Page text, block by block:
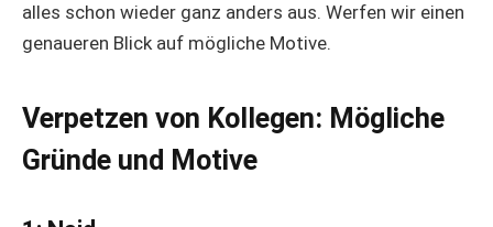
alles schon wieder ganz anders aus. Werfen wir einen
genaueren Blick auf mögliche Motive.
Verpetzen von Kollegen: Mögliche
Gründe und Motive